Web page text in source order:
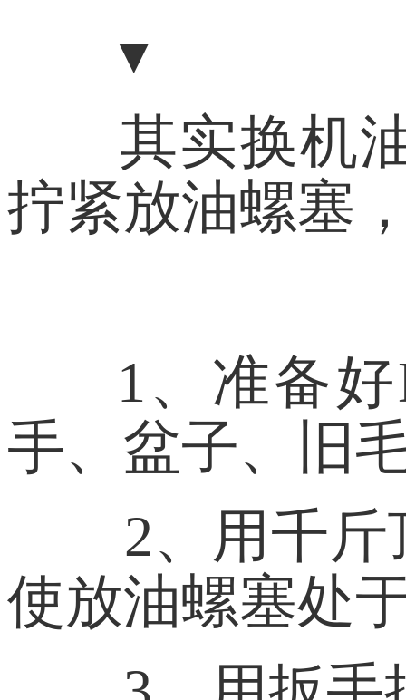
▼
其实换机
拧紧放油螺塞
1、准备
手、盆子、旧
2、用千
使放油螺塞处